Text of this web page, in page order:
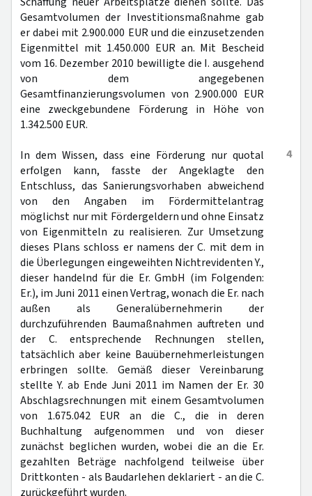
Gesamtvolumen der Investitionsmaßnahme gab
er dabei mit 2.900.000 EUR und die einzusetzenden
Eigenmittel mit 1.450.000 EUR an. Mit Bescheid
vom 16. Dezember 2010 bewilligte die I. ausgehend
von dem angegebenen
Gesamtfinanzierungsvolumen von 2.900.000 EUR
eine zweckgebundene Förderung in Höhe von
1.342.500 EUR.
4
In dem Wissen, dass eine Förderung nur quotal
erfolgen kann, fasste der Angeklagte den
Entschluss, das Sanierungsvorhaben abweichend
von den Angaben im Fördermittelantrag
möglichst nur mit Fördergeldern und ohne Einsatz
von Eigenmitteln zu realisieren. Zur Umsetzung
dieses Plans schloss er namens der C. mit dem in
die Überlegungen eingeweihten Nichtrevidenten Y.,
dieser handelnd für die Er. GmbH (im Folgenden:
Er.), im Juni 2011 einen Vertrag, wonach die Er. nach
außen als Generalübernehmerin der
durchzuführenden Baumaßnahmen auftreten und
der C. entsprechende Rechnungen stellen,
tatsächlich aber keine Bauübernehmerleistungen
erbringen sollte. Gemäß dieser Vereinbarung
stellte Y. ab Ende Juni 2011 im Namen der Er. 30
Abschlagsrechnungen mit einem Gesamtvolumen
von 1.675.042 EUR an die C., die in deren
Buchhaltung aufgenommen und von dieser
zunächst beglichen wurden, wobei die an die Er.
gezahlten Beträge nachfolgend teilweise über
Drittkonten - als Baudarlehen deklariert - an die C.
zurückgeführt wurden.